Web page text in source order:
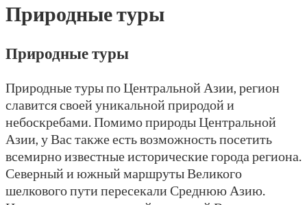
Природные туры
Природные туры
Природные туры по Центральной Азии, регион
славится своей уникальной природой и
небоскребами. Помимо природы Центральной
Азии, у Вас также есть возможность посетить
всемирно известные исторические города региона.
Северный и южный маршруты Великого
шелкового пути пересекали Среднюю Азию.